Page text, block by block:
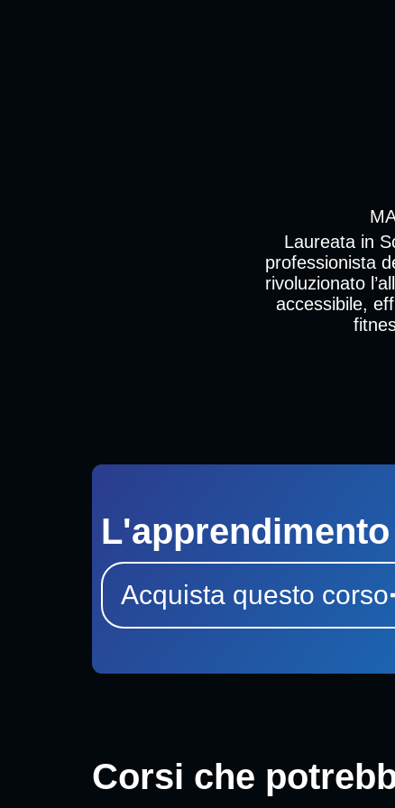
Laureata in
professionista
rivoluzionato
accessibile,
Acquista questo corso
Corsi che